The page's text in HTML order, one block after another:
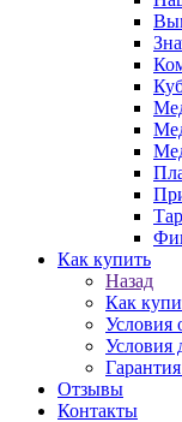
Как купить
Назад
Как
Условия
Условия
Отзывы
Контакты